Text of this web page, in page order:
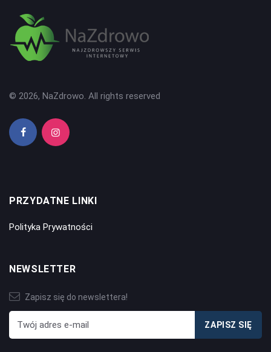
© 2026, NaZdrowo. All rights reserved
PRZYDATNE LINKI
Polityka Prywatności
NEWSLETTER
Zapisz się do newslettera!